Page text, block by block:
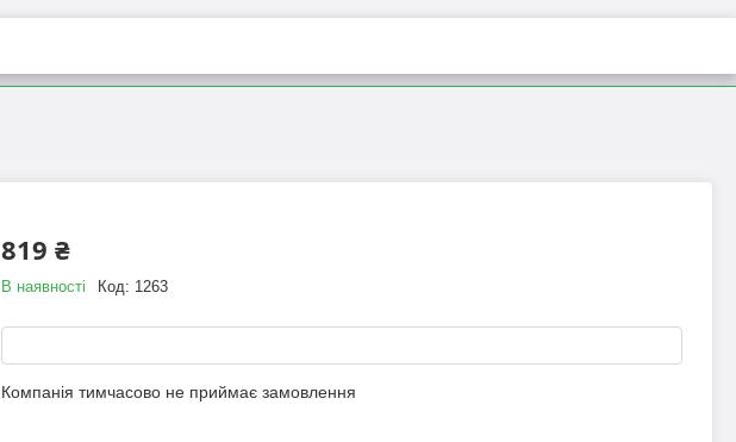
819 ₴
В наявності Код: 1263
Компанія тимчасово не приймає замовлення